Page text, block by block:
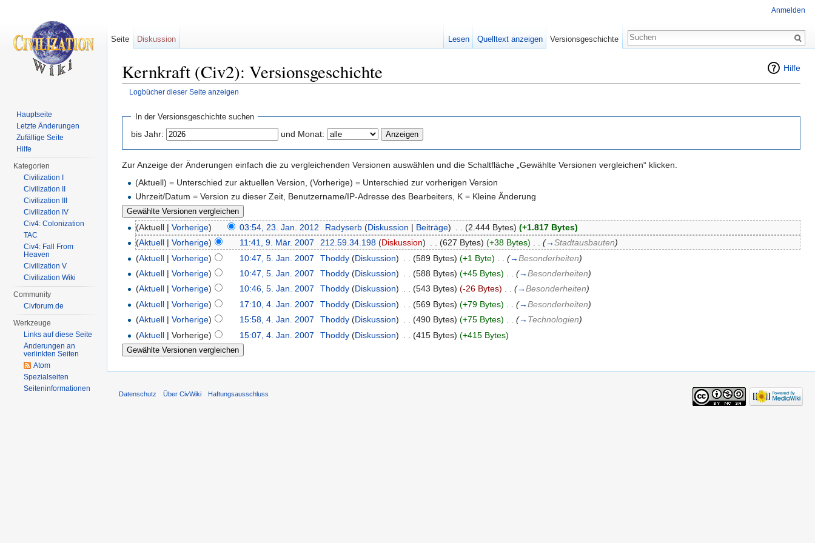
Hilfe
Kernkraft (Civ2): Versionsgeschichte
Logbücher dieser Seite anzeigen
In der Versionsgeschichte suchen
bis Jahr: und Monat:
Zur Anzeige der Änderungen einfach die zu vergleichenden Versionen auswählen und die Schaltfläche „Gewählte Versionen vergleichen“ klicken.
(Aktuell) = Unterschied zur aktuellen Version, (Vorherige) = Unterschied zur vorherigen Version
Uhrzeit/Datum = Version zu dieser Zeit, Benutzername/IP-Adresse des Bearbeiters, K = Kleine Änderung
(Aktuell |Vorherige) 03:54, 23. Jan. 2012 Radyserb (Diskussion | Beiträge) (2.444 Bytes) (+1.817 Bytes)
(Aktuell |Vorherige) 11:41, 9. Mär. 2007 212.59.34.198 (Diskussion) . . (627 Bytes) (+38 Bytes) . . (→Stadtausbauten)
(Aktuell |Vorherige) 10:47, 5. Jan. 2007 Thoddy (Diskussion) (589 Bytes) (+1 Byte) (→Besonderheiten)
(Aktuell |Vorherige) 10:47, 5. Jan. 2007 Thoddy (Diskussion) (588 Bytes) (+45 Bytes) (→Besonderheiten)
(Aktuell |Vorherige) 10:46, 5. Jan. 2007 Thoddy (Diskussion) . . (543 Bytes) (-26 Bytes) . . (→Besonderheiten)
(Aktuell |Vorherige) 17:10, 4. Jan. 2007 Thoddy (Diskussion) (569 Bytes) (+79 Bytes) (→Besonderheiten)
(Aktuell |Vorherige) 15:58, 4. Jan. 2007 Thoddy (Diskussion) . . (490 Bytes) (+75 Bytes) . . (→ Technologien)
(Aktuell | Vorherige) 15:07, 4. Jan. 2007 Thoddy (Diskussion) (415 Bytes) (+415 Bytes)
Anmelden
Seite Diskussion Lesen Quelltext anzeigen Versionsgeschichte
Hauptseite
Letzte Änderungen
Zufällige Seite
Hilfe
Kategorien
Civilization I
Civilization II
Civilization III
Civilization IV
Civ4: Colonization
TAC
Civ4: Fall From
Heaven
Civilization V
Civilization Wiki
Community
Civforum.de
Werkzeuge
Links auf diese Seite
Änderungen an
verlinkten Seiten
Atom
Spezialseiten
Seiten­informationen
Datenschutz Über CivWiki Haftungsausschluss